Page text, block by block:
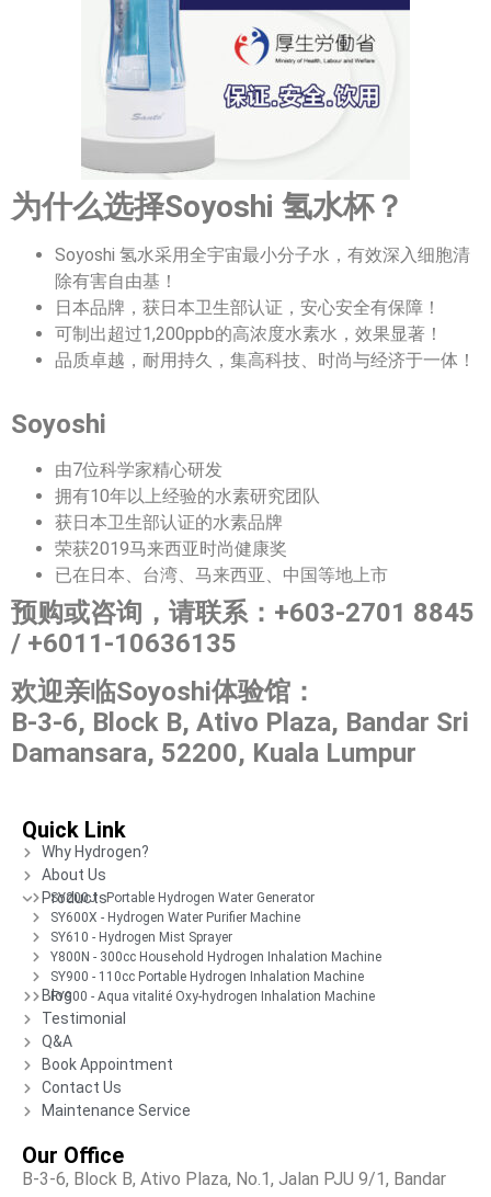
为什么选择Soyoshi 氢水杯？
Soyoshi 氢水采用全宇宙最小分子水，有效深入细胞清
除有害自由基！
日本品牌，获日本卫生部认证，安心安全有保障！
可制出超过1,200ppb的高浓度水素水，效果显著！
品质卓越，耐用持久，集高科技、时尚与经济于一体！
Soyoshi
由7位科学家精心研发
拥有10年以上经验的水素研究团队
获日本卫生部认证的水素品牌
荣获2019马来西亚时尚健康奖
已在日本、台湾、马来西亚、中国等地上市
预购或咨询，请联系：+603-2701 8845
/ +6011-10636135
欢迎亲临Soyoshi体验馆：
B-3-6, Block B, Ativo Plaza, Bandar Sri
Damansara, 52200, Kuala Lumpur
Quick Link
Why Hydrogen?
About Us
Products
SY200J - Portable Hydrogen Water Generator
SY600X - Hydrogen Water Purifier Machine
SY610 - Hydrogen Mist Sprayer
Y800N - 300cc Household Hydrogen Inhalation Machine
SY900 - 110cc Portable Hydrogen Inhalation Machine
FY900 - Aqua vitalité Oxy-hydrogen Inhalation Machine
Blog
Testimonial
Q&A
Book Appointment
Contact Us
Maintenance Service
Our Office
B-3-6, Block B, Ativo Plaza, No.1, Jalan PJU 9/1, Bandar